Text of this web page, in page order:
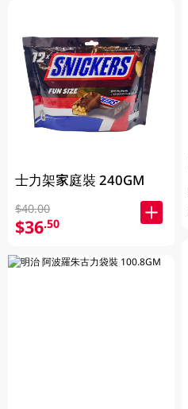
士力架家庭裝 240GM
$40.00
$36.50